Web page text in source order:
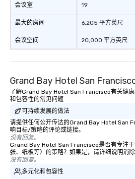
会议室
最大的房间
会议空间
19
6,205 平方英尺
20,000 平方英尺
Grand Bay Hotel San
了解Grand Bay Hotel San Francisco有关健
和包容性的常见问题
可持续发展的做法
请提供任何公开传达的Grand Bay Hotel San
响目标/策略的评论或链接。
没有回复。
Grand Bay Hotel San Francisco是否有专注
张、纸板等）的策略？如果是，请详细说明消除
没有回复。
多元化和包容性